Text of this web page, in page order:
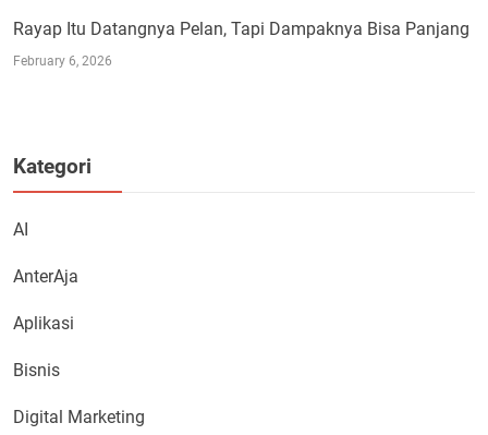
Rayap Itu Datangnya Pelan, Tapi Dampaknya Bisa Panjang
February 6, 2026
Kategori
AI
AnterAja
Aplikasi
Bisnis
Digital Marketing